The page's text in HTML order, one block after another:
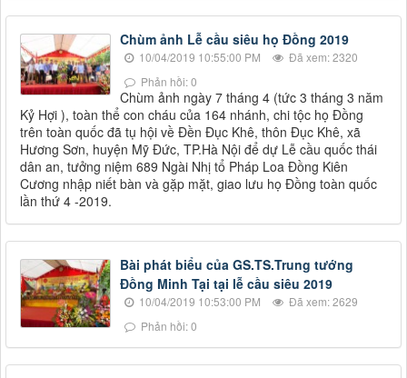
Chùm ảnh Lễ cầu siêu họ Đồng 2019
10/04/2019 10:55:00 PM
Đã xem: 2320
Phản hồi: 0
Chùm ảnh ngày 7 tháng 4 (tức 3 tháng 3 năm
Kỷ Hợi ), toàn thể con cháu của 164 nhánh, chi tộc họ Đồng
trên toàn quốc đã tụ hội về Đền Đục Khê, thôn Đục Khê, xã
Hương Sơn, huyện Mỹ Đức, TP.Hà Nội để dự Lễ cầu quốc thái
dân an, tưởng niệm 689 Ngài Nhị tổ Pháp Loa Đồng Kiên
Cương nhập niết bàn và gặp mặt, giao lưu họ Đồng toàn quốc
lần thứ 4 -2019.
Bài phát biểu của GS.TS.Trung tướng
Đồng Minh Tại tại lễ cầu siêu 2019
10/04/2019 10:53:00 PM
Đã xem: 2629
Phản hồi: 0